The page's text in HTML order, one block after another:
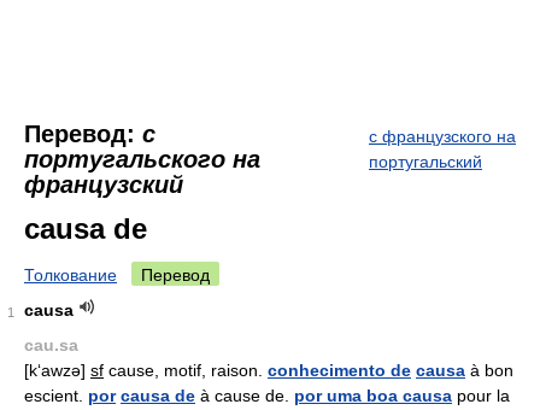
Перевод: с
португальского на
французский
с французского на
португальский
causa de
Толкование Перевод
1
causa
cau.sa
[k‘awzə] sf cause, motif, raison. conhecimento de causa à bon
escient. por causa de à cause de. por uma boa causa pour la